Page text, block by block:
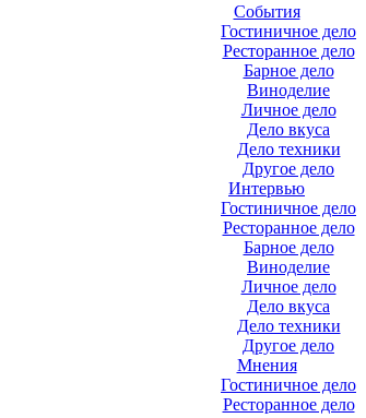
События
Гостиничное дело
Ресторанное дело
Барное дело
Виноделие
Личное дело
Дело вкуса
Дело техники
Другое дело
Интервью
Гостиничное дело
Ресторанное дело
Барное дело
Виноделие
Личное дело
Дело вкуса
Дело техники
Другое дело
Мнения
Гостиничное дело
Ресторанное дело